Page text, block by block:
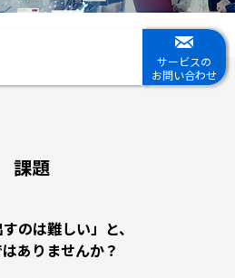
サービスの
お問い合わせ
課題
すのは難しい」と、
ありませんか？